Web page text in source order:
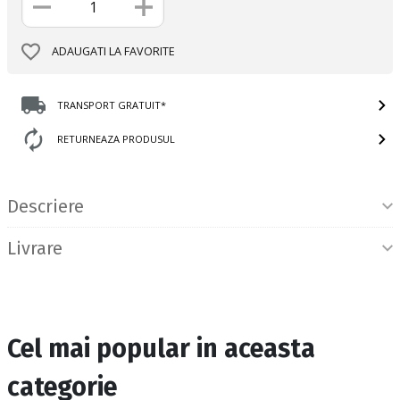
ADAUGATI LA FAVORITE
TRANSPORT GRATUIT*
RETURNEAZA PRODUSUL
Descriere
Livrare
Cel mai popular in aceasta
categorie